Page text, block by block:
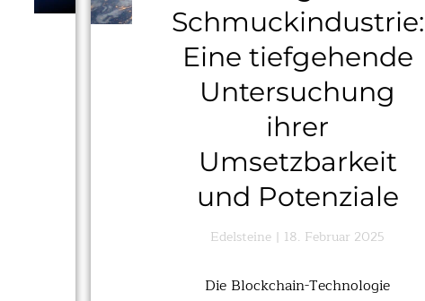
Schmuckindustrie:
Eine tiefgehende
Untersuchung
ihrer
Umsetzbarkeit
und Potenziale
Edelsteine 18. Februar 2025
Die Blockchain-Technologie